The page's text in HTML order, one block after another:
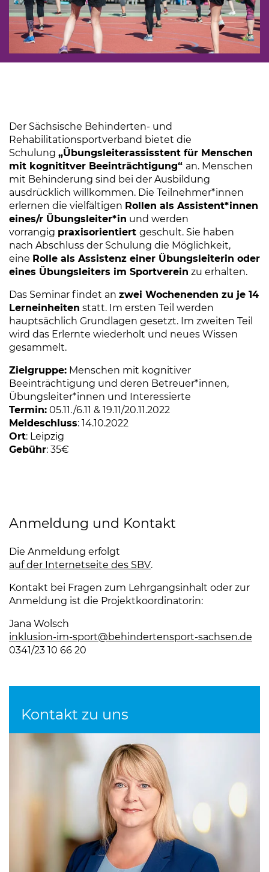
Der Sächsische Behinderten- und
Rehabilitationsportverband bietet die
Schulung „Übungsleiterassisstent für Menschen
mit kognititver Beeinträchtigung“ an. Menschen
mit Behinderung sind bei der Ausbildung
ausdrücklich willkommen. Die Teilnehmer*innen
erlernen die vielfältigen Rollen als Assistent*innen
eines/r Übungsleiter*in und werden
vorrangig praxisorientiert geschult. Sie haben
nach Abschluss der Schulung die Möglichkeit,
eine Rolle als Assistenz einer Übungsleiterin oder
eines Übungsleiters im Sportverein zu erhalten.
Das Seminar findet an zwei Wochenenden zu je 14
Lerneinheiten statt. Im ersten Teil werden
hauptsächlich Grundlagen gesetzt. Im zweiten Teil
wird das Erlernte wiederholt und neues Wissen
gesammelt.
Zielgruppe: Menschen mit kognitiver
Beeinträchtigung und deren Betreuer*innen,
Übungsleiter*innen und Interessierte
Termin: 05.11./6.11 & 19.11/20.11.2022
Meldeschluss: 14.10.2022
Ort: Leipzig
Gebühr: 35€
Anmeldung und Kontakt
Die Anmeldung erfolgt
auf der Internetseite des SBV(Link öffnet einen
.
Kontakt bei Fragen zum Lehrgangsinhalt oder zur
Anmeldung ist die Projektkoordinatorin:
Jana Wolsch
inklusion-im-sport@behindertensport-sachsen.de
0341/23 10 66 20
Kontakt zu uns